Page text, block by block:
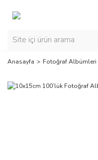
Anasayfa Fotoğraf Albümleri